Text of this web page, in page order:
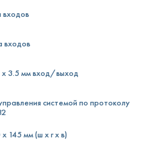
входов
входов
x 3.5 мм вход/выход
системой по протоколу
145 мм (ш х г х в)